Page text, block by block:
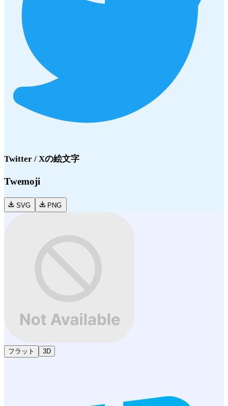
Twitter / Xの絵文字
Twemoji
SVG PNG
フラット 3D